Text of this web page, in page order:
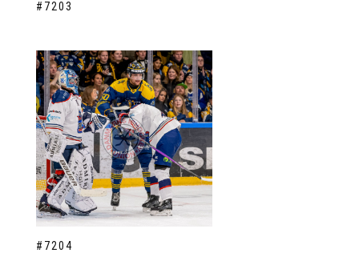
#7203
#7204